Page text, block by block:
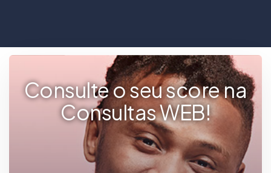
Consulte o seu score na
Consultas WEB!